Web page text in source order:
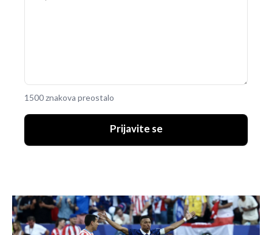
1500 znakova preostalo
Prijavite se